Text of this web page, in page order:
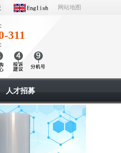
网站地图
311
人才招募